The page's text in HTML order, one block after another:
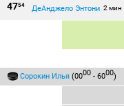
4754 ДеАнджело Энтони 2 мин
Сорокин Илья (0000 - 6000)